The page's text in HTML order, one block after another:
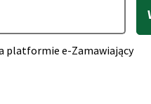
platformie e-Zamawiający